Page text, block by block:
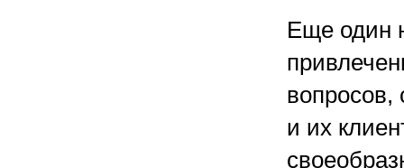
Еще один
вопросов,
и их